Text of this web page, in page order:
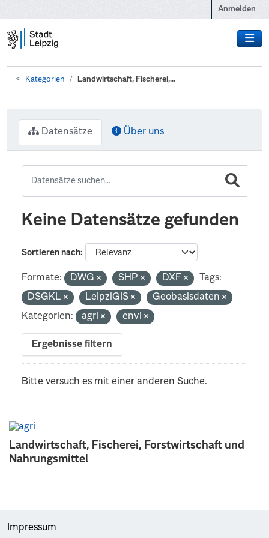
Anmelden
Kategorien Landwirtschaft, Fischerei,...
Landwirtschaft, Fischerei, Forstwirtschaft und
Nahrungsmittel
Datensätze Über uns
Keine Datensätze gefunden
Sortieren nach
Formate: DWG SHP DXF
Tags:
DSGKL
LeipziGIS
Geobasisdaten
Kategorien:
agri envi
Ergebnisse filtern
Bitte versuch es mit einer anderen Suche.
Impressum